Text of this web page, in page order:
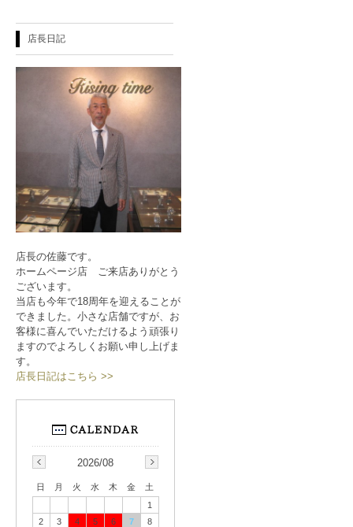
店長日記
店長の佐藤です。
ホームページ店 ご来店ありがとう
ございます。
当店も今年で18周年を迎えることが
できました。小さな店舗ですが、お
客様に喜んでいただけるよう頑張り
ますのでよろしくお願い申し上げま
す。
店長日記はこちら >>
2026/08
日 月 火 水 木 金
土
1
2
3 4 5 6 7
8